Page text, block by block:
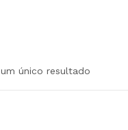
único resultado